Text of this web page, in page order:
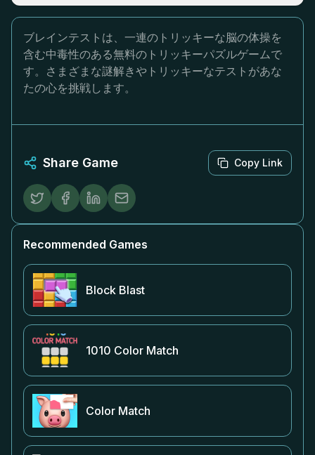
ブレインテストは、一連のトリッキーな脳の体操を
含む中毒性のある無料のトリッキーパズルゲームで
す。さまざまな謎解きやトリッキーなテストがあな
たの心を挑戦します。
Share Game Copy Link
Recommended Games
Block Blast
1010 Color Match
Color Match